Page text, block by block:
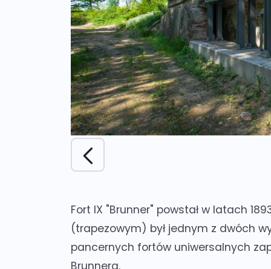
Fort IX "Brunner" powstał w latach
(trapezowym) był jednym z dwóch
pancernych fortów uniwersalnych
Brunnera.